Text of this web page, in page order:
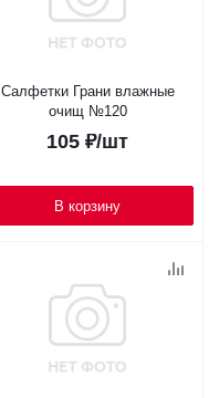
Салфетки Грани влажные
очищ №120
105 ₽/шт
В корзину